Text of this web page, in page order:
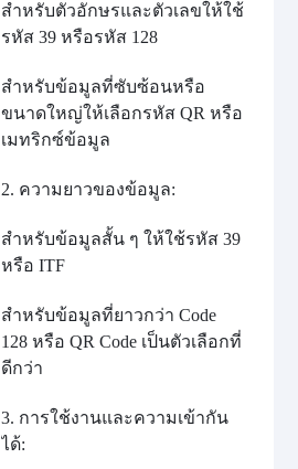
สำหรับตัวอักษรและตัวเลขให้ใช้
รหัส 39 หรือรหัส 128
สำหรับข้อมูลที่ซับซ้อนหรือ
ขนาดใหญ่ให้เลือกรหัส QR หรือ
เมทริกซ์ข้อมูล
2. ความยาวของข้อมูล:
สำหรับข้อมูลสั้น ๆ ให้ใช้รหัส 39
หรือ ITF
สำหรับข้อมูลที่ยาวกว่า Code
128 หรือ QR Code เป็นตัวเลือกที่
ดีกว่า
3. การใช้งานและความเข้ากัน
ได้: